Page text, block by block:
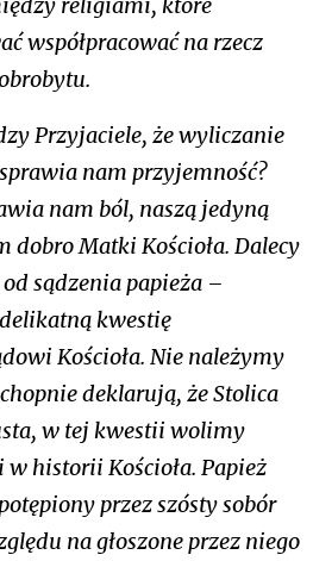
religiami, które
współpracować na rzecz
Przyjaciele, że wyliczanie
nam przyjemność?
nam ból, naszą jedyną
dobro Matki Kościoła. Dalecy
sądzenia papieża –
kwestię
Kościoła. Nie należymy
deklarują, że Stolica
w tej kwestii wolimy
historii Kościoła. Papież
przez szósty sobór
na głoszone przez niego